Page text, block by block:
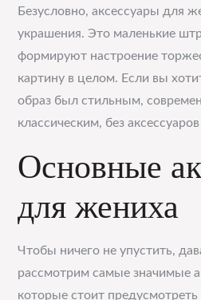
Безусловно, аксессуары для
украшения. Это маленькие
формируют настроение
картину в целом. Если вы
образ был стильным,
классическим, без
Основные
для жениха
Чтобы ничего не упустить,
рассмотрим самые значимые
которые стоит